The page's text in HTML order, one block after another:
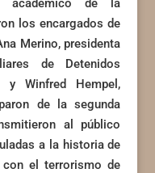
los encargados de
Merino, presidenta
de Detenidos
y Winfred Hempel,
de la segunda
al público
a la historia de
el terrorismo de